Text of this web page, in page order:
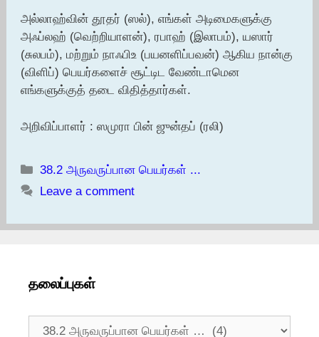
அல்லாஹ்வின் தூதர் (ஸல்), எங்கள் அடிமைகளுக்கு
அஃப்லஹ் (வெற்றியாளன்), ரபாஹ் (இலாபம்), யஸார்
(சுலபம்), மற்றும் நாஃபிஉ (பயனளிப்பவன்) ஆகிய நான்கு
(விளிப்) பெயர்களைச் சூட்டிட வேண்டாமென
எங்களுக்குத் தடை விதித்தார்கள்.
அறிவிப்பாளர் : ஸமுரா பின் ஜுன்தப் (ரலி)
Categories
38.2 அருவருப்பான பெயர்கள் ...
Leave a comment
தலைப்புகள்
தலைப்புகள்